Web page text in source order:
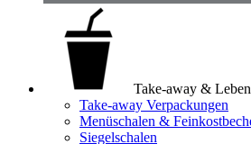
Take-away &
Take-away Verpackungen
Menüschalen &
Siegelschalen